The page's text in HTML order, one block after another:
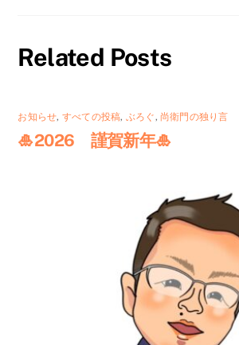
Related Posts
お知らせ, すべての投稿, ぶろぐ,尚衛門の独り言
🎍2026 謹賀新年🎍